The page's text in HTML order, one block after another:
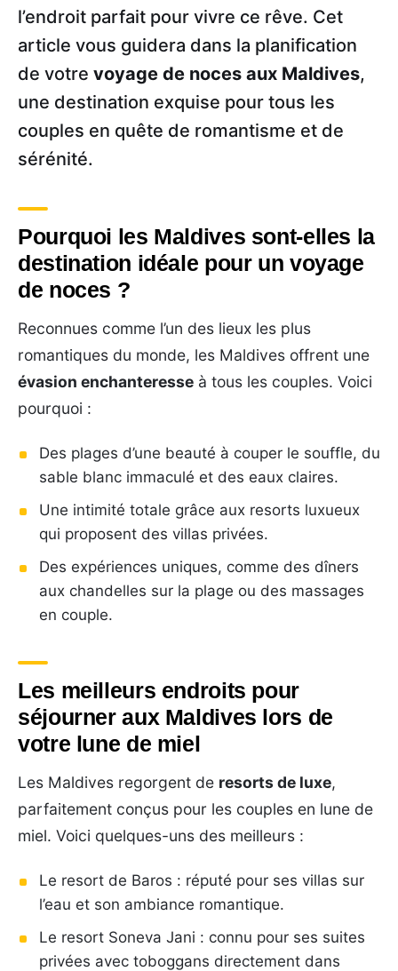
l’endroit parfait pour vivre ce rêve. Cet
article vous guidera dans la planification
de votre voyage de noces aux Maldives,
une destination exquise pour tous les
couples en quête de romantisme et de
sérénité.
Pourquoi les Maldives sont-elles la
destination idéale pour un voyage
de noces ?
Reconnues comme l’un des lieux les plus
romantiques du monde, les Maldives offrent une
évasion enchanteresse à tous les couples. Voici
pourquoi :
Des plages d’une beauté à couper le souffle, du
sable blanc immaculé et des eaux claires.
Une intimité totale grâce aux resorts luxueux
qui proposent des villas privées.
Des expériences uniques, comme des dîners
aux chandelles sur la plage ou des massages
en couple.
Les meilleurs endroits pour
séjourner aux Maldives lors de
votre lune de miel
Les Maldives regorgent de resorts de luxe,
parfaitement conçus pour les couples en lune de
miel. Voici quelques-uns des meilleurs :
Le resort de Baros : réputé pour ses villas sur
l’eau et son ambiance romantique.
Le resort Soneva Jani : connu pour ses suites
privées avec toboggans directement dans